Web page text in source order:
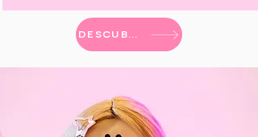
DESCUBRIR MÁS